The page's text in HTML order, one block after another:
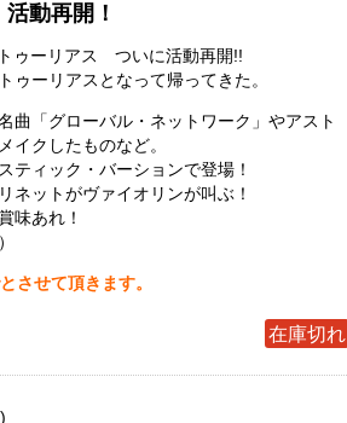
動再開！
ゥーリアス ついに活動再開!!
ゥーリアスとなって帰ってきた。
曲「グローバル・ネットワーク」やアスト
イクしたものなど。
ティック・バーションで登場！
ネットがヴァイオリンが叫ぶ！
味あれ！
させて頂きます。
在庫切れ